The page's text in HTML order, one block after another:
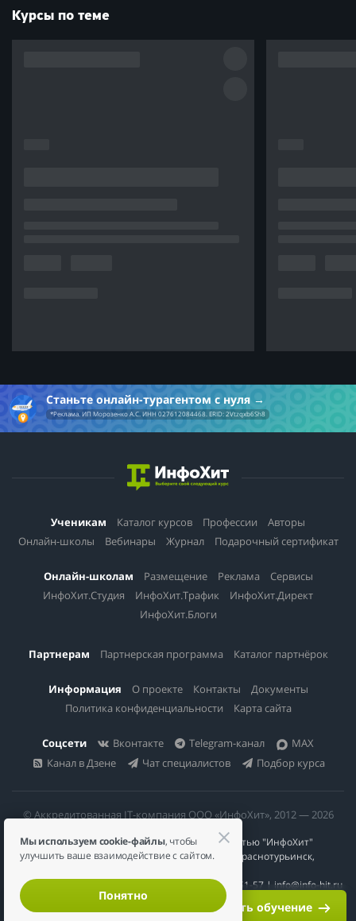
Начать обучение
Курсы по теме
Станьте онлайн-турагентом с нуля
*Реклама. ИП Морозенко А.С. ИНН 027612084468. ERID: 2Vtzqxb6Sh8
Ученикам Каталог курсов Профессии
Авторы
Онлайн-школы
Вебинары Журнал Подарочный сертификат
Онлайн-школам Размещение Реклама
Сервисы
ИнфоХит.Студия
ИнфоХит.Трафик
ИнфоХит.Директ
ИнфоХит.Блоги
Партнерам Партнерская программа Каталог партнёрок
Информация О проекте Контакты
Документы
Политика конфиденциальности
Карта сайта
Соцсети Вконтакте Telegram-канал
MAX
Канал в Дзене
Чат специалистов Подбор курса
© Аккредитованная IT-компания ООО «ИнфоХит», 2012 — 2026
Общество с ограниченной ответственностью "ИнфоХит"
624446, Россия, Свердловская область, г. Краснотурьинск,
ИНН 6617023200 | КПП 661701001 | +7 984 888-51-57 | info@info-hit.ru
Мы используем cookie-файлы, чтобы
улучшить ваше взаимодействие с сайтом.
Понятно